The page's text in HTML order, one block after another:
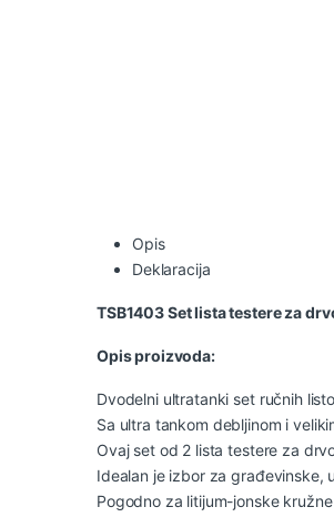
Opis
Deklaracija
TSB1403 Set lista testere za
Opis proizvoda:
Dvodelni ultratanki set ručnih
Sa ultra tankom debljinom i
Ovaj set od 2 lista testere za
Idealan je izbor za građevinske,
Pogodno za litijum-jonske